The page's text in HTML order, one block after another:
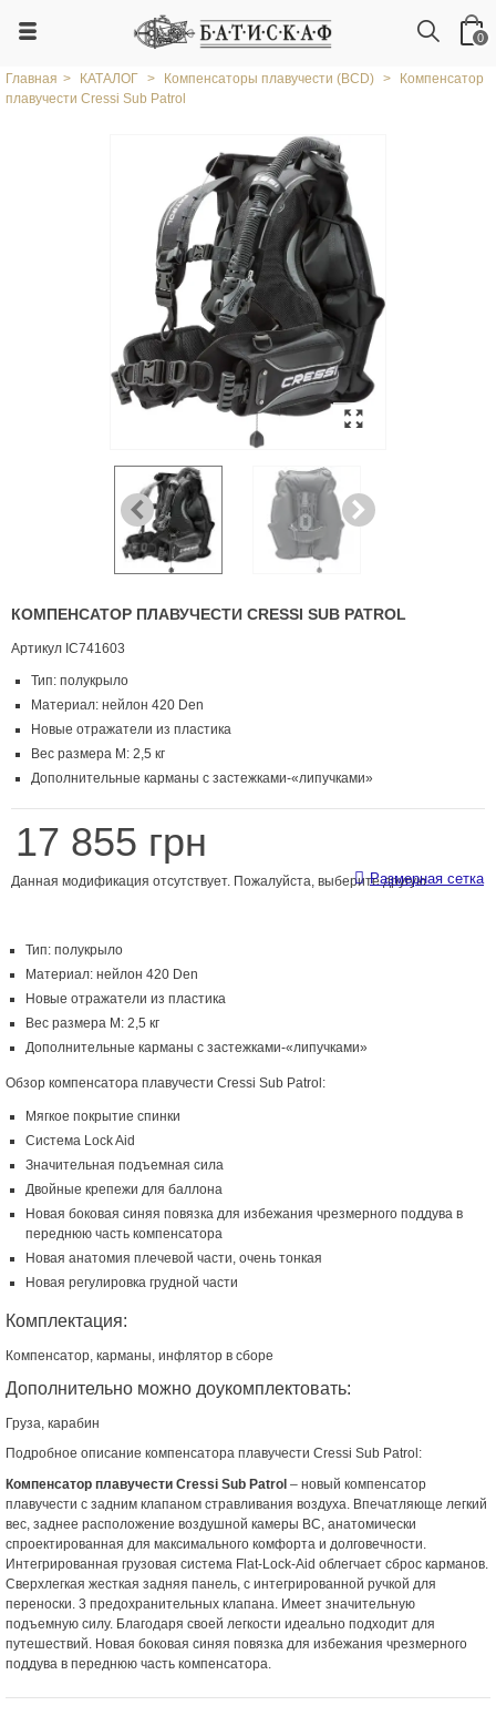
0
Главная > КАТАЛОГ > Компенсаторы плавучести (ВСD) >
Компенсатор
плавучести Cressi Sub Patrol
КОМПЕНСАТОР ПЛАВУЧЕСТИ CRESSI SUB PATROL
Артикул IC741603
Тип: полукрыло
Материал: нейлон 420 Den
Новые отражатели из пластика
Вес размера M: 2,5 кг
Дополнительные карманы с застежками-«липучками»
17 855 грн
Размерная сетка
Данная модификация отсутствует. Пожалуйста, выберите другую.
Тип: полукрыло
Материал: нейлон 420 Den
Новые отражатели из пластика
Вес размера M: 2,5 кг
Дополнительные карманы с застежками-«липучками»
Обзор компенсатора плавучести Cressi Sub Patrol:
Мягкое покрытие спинки
Система Lock Aid
Значительная подъемная сила
Двойные крепежи для баллона
Новая боковая синяя повязка для избежания чрезмерного поддува в
переднюю часть компенсатора
Новая анатомия плечевой части, очень тонкая
Новая регулировка грудной части
Комплектация:
Компенсатор, карманы, инфлятор в сборе
Дополнительно можно доукомплектовать:
Груза, карабин
Подробное описание компенсатора плавучести Cressi Sub Patrol:
Компенсатор плавучести Cressi Sub Patrol – новый компенсатор
плавучести с задним клапаном стравливания воздуха. Впечатляюще легкий
вес, заднее расположение воздушной камеры BC, анатомически
спроектированная для максимального комфорта и долговечности.
Интегрированная грузовая система Flat-Lock-Aid облегчает сброс карманов.
Сверхлегкая жесткая задняя панель, с интегрированной ручкой для
переноски. 3 предохранительных клапана. Имеет значительную
подъемную силу. Благодаря своей легкости идеально подходит для
путешествий. Новая боковая синяя повязка для избежания чрезмерного
поддува в переднюю часть компенсатора.